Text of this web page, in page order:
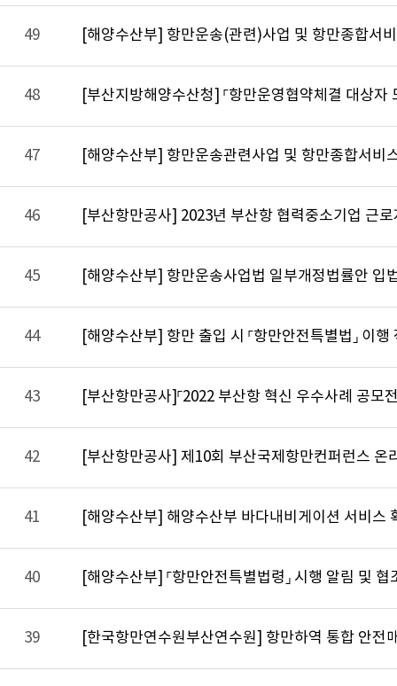
49 [해양수산부] 항만운송(관련)사업 및 항만종합서
48 [부산지방해양수산청] 「항만운영협약체결 대상자
47 [해양수산부] 항만운송관련사업 및 항만종합서비
46 [부산항만공사] 2023년 부산항 협력중소기업 근
45 [해양수산부] 항만운송사업법 일부개정법률안 입
44 [해양수산부] 항만 출입 시 「항만안전특별법」 이
43 [부산항만공사]「2022 부산항 혁신 우수사례 공모
42 [부산항만공사] 제10회 부산국제항만컨퍼런스 온
41 [해양수산부] 해양수산부 바다내비게이션 서비스
40 [해양수산부] 「항만안전특별법령」 시행 알림 및 협
39 [한국항만연수원부산연수원] 항만하역 통합 안전